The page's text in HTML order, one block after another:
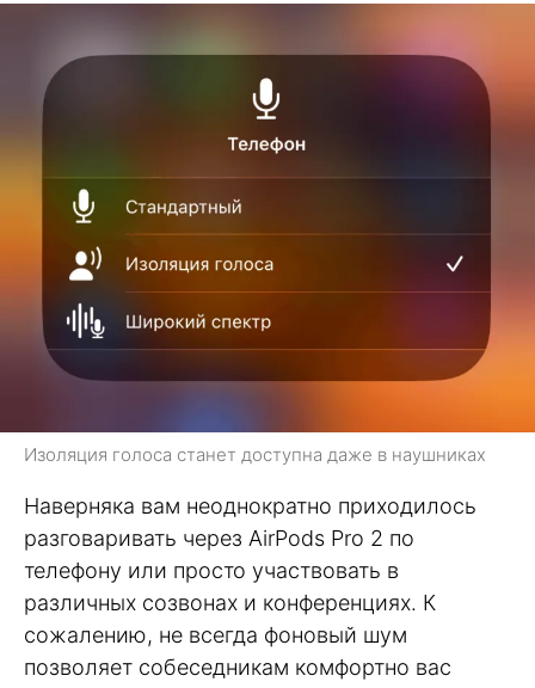
Изоляция голоса станет доступна даже в наушниках
Наверняка вам неоднократно приходилось
разговаривать через AirPods Pro 2 по
телефону или просто участвовать в
различных созвонах и конференциях. К
сожалению, не всегда фоновый шум
позволяет собеседникам комфортно вас